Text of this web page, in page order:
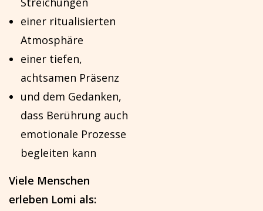
einer ritualisierten
Atmosphäre
einer tiefen,
achtsamen Präsenz
und dem Gedanken,
dass Berührung auch
emotionale Prozesse
begleiten kann
Viele Menschen
erleben Lomi als: